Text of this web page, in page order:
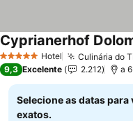
5 Estrelas Hotel Culinária do
Cyprianerhof
9,3 Excelente 2.212 a
Selecione as datas para
exatos.